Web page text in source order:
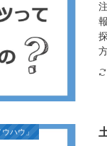
ハウ」